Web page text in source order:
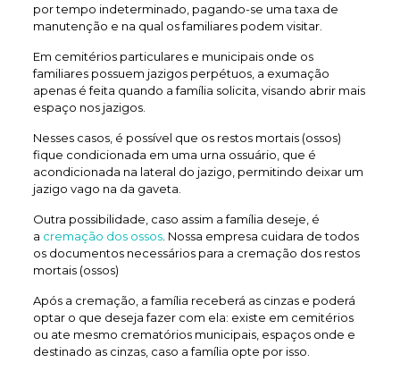
por tempo indeterminado, pagando-se uma taxa de
manutenção e na qual os familiares podem visitar.
Em cemitérios particulares e municipais onde os
familiares possuem jazigos perpétuos, a exumação
apenas é feita quando a família solicita, visando abrir mais
espaço nos jazigos.
Nesses casos, é possível que os restos mortais (ossos)
fique condicionada em uma urna ossuário, que é
acondicionada na lateral do jazigo, permitindo deixar um
jazigo vago na da gaveta.
Outra possibilidade, caso assim a família deseje, é
a cremação dos ossos. Nossa empresa cuidara de todos
os documentos necessários para a cremação dos restos
mortais (ossos)
Após a cremação, a família receberá as cinzas e poderá
optar o que deseja fazer com ela: existe em cemitérios
ou ate mesmo crematórios municipais, espaços onde e
destinado as cinzas, caso a família opte por isso.